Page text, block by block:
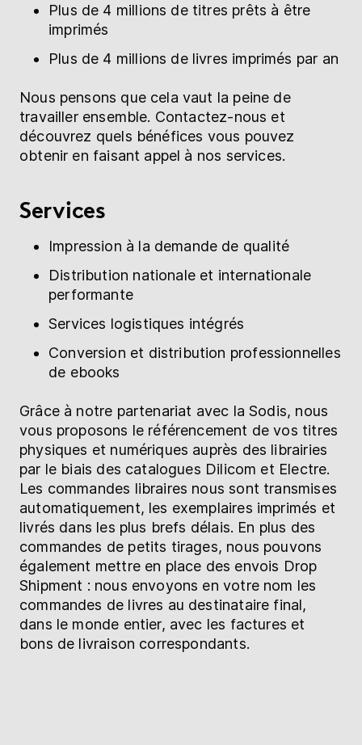
Plus de 4 millions de titres prêts à être
imprimés
Plus de 4 millions de livres imprimés par an
Nous pensons que cela vaut la peine de
travailler ensemble. Contactez-nous et
découvrez quels bénéfices vous pouvez
obtenir en faisant appel à nos services.
Services
Impression à la demande de qualité
Distribution nationale et internationale
performante
Services logistiques intégrés
Conversion et distribution professionnelles
de ebooks
Grâce à notre partenariat avec la Sodis, nous
vous proposons le référencement de vos titres
physiques et numériques auprès des librairies
par le biais des catalogues Dilicom et Electre.
Les commandes libraires nous sont transmises
automatiquement, les exemplaires imprimés et
livrés dans les plus brefs délais. En plus des
commandes de petits tirages, nous pouvons
également mettre en place des envois Drop
Shipment : nous envoyons en votre nom les
commandes de livres au destinataire final,
dans le monde entier, avec les factures et
bons de livraison correspondants.